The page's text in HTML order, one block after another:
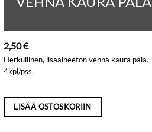
2,50€
Herkullinen, lisäaineeton vehnä kaura pala.
4kpl/pss.
LISÄÄ OSTOSKORIIN